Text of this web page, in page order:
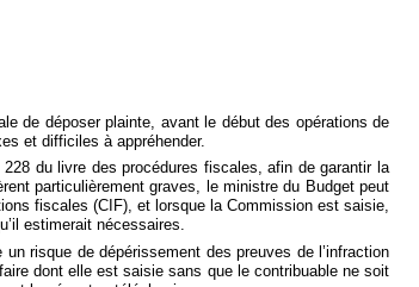
de déposer plainte, avant le début des opérations de
et difficiles à appréhender.
du livre des procédures fiscales, afin de garantir la
particulièrement graves, le ministre du Budget peut
fiscales (CIF), et lorsque la Commission est saisie,
estimerait nécessaires.
risque de dépérissement des preuves de l’infraction
dont elle est saisie sans que le contribuable ne soit